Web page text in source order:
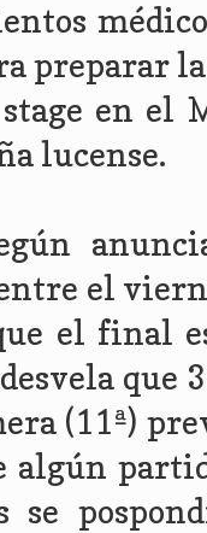
preparar
en el
lucense.
el
el final
que
(11ª)
algún